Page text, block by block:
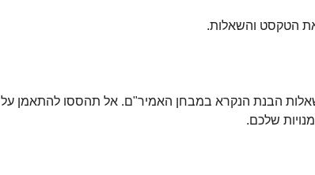
הטקסט והשאלות.
הבנת הנקרא במבחן האמיר"ם. אל תהססו להתאמן על
שלכם.